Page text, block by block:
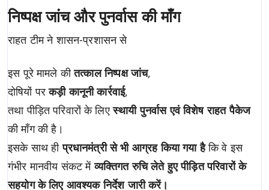
निष्पक्ष जांच और पुनर्वास की माँग
राहत टीम ने शासन-प्रशासन से
इस पूरे मामले कीतत्काल निष्पक्ष जांच,
दोषियों परकड़ी कानूनी कार्रवाई,
तथा पीड़ित परिवारों के लिएस्थायी पुनर्वास एवं विशेष राहत पैकेज
की माँग की है।
इसके साथ हीप्रधानमंत्री से भी आग्रह किया गया हैकि वे इस
गंभीर मानवीय संकट मेंव्यक्तिगत रुचि लेते हुए पीड़ित परिवारों के
सहयोग के लिए आवश्यक निर्देश जारी करें।